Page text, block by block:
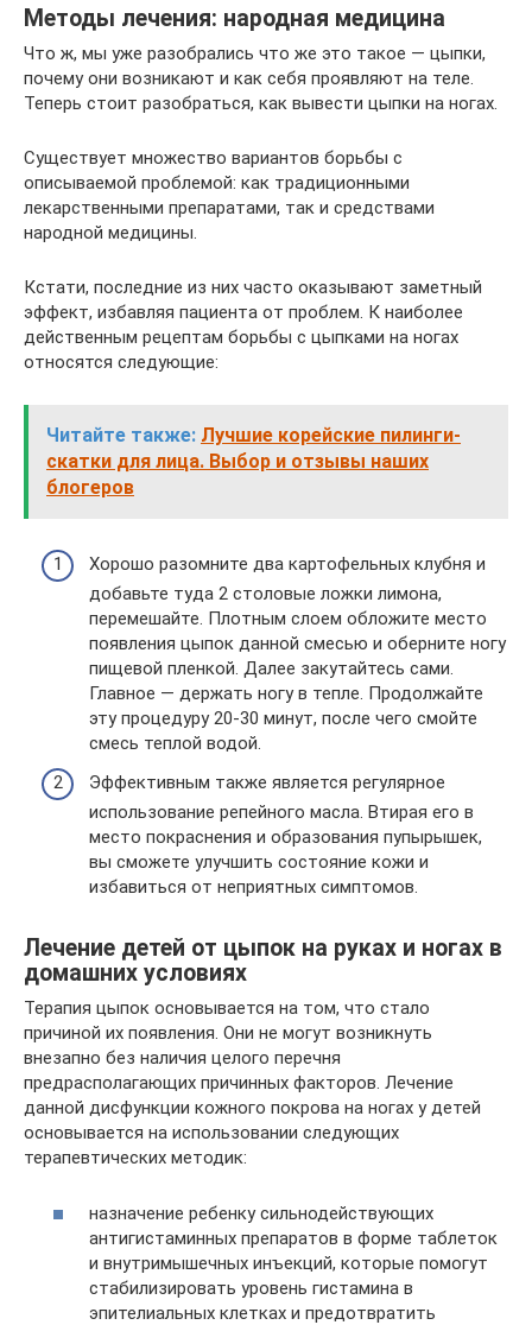
Методы лечения: народная медицина
Что ж, мы уже разобрались что же это такое — цыпки,
почему они возникают и как себя проявляют на теле.
Теперь стоит разобраться, как вывести цыпки на ногах.
Существует множество вариантов борьбы с
описываемой проблемой: как традиционными
лекарственными препаратами, так и средствами
народной медицины.
Кстати, последние из них часто оказывают заметный
эффект, избавляя пациента от проблем. К наиболее
действенным рецептам борьбы с цыпками на ногах
относятся следующие:
Читайте также: Лучшие корейские пилинги-
скатки для лица. Выбор и отзывы наших
блогеров
Хорошо разомните два картофельных клубня и
добавьте туда 2 столовые ложки лимона,
перемешайте. Плотным слоем обложите место
появления цыпок данной смесью и оберните ногу
пищевой пленкой. Далее закутайтесь сами.
Главное — держать ногу в тепле. Продолжайте
эту процедуру 20-30 минут, после чего смойте
смесь теплой водой.
Эффективным также является регулярное
использование репейного масла. Втирая его в
место покраснения и образования пупырышек,
вы сможете улучшить состояние кожи и
избавиться от неприятных симптомов.
Лечение детей от цыпок на руках и ногах в
домашних условиях
Терапия цыпок основывается на том, что стало
причиной их появления. Они не могут возникнуть
внезапно без наличия целого перечня
предрасполагающих причинных факторов. Лечение
данной дисфункции кожного покрова на ногах у детей
основывается на использовании следующих
терапевтических методик:
назначение ребенку сильнодействующих
антигистаминных препаратов в форме таблеток
и внутримышечных инъекций, которые помогут
стабилизировать уровень гистамина в
эпителиальных клетках и предотвратить